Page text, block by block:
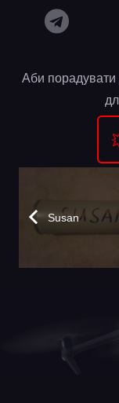
Аби порадувати
Susan